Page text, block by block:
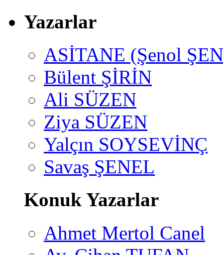
Yazarlar
ASİTANE (Şenol
Bülent ŞİRİN
Ali SÜZEN
Ziya SÜZEN
Yalçın SOYSEVİNÇ
Savaş ŞENEL
Konuk Yazarlar
Ahmet Mertol Canel